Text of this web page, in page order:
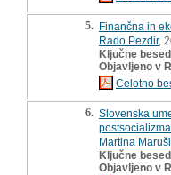
5. Finančna in
Rado Pezdir,
Ključne
Objavljeno v
Celotno
6. Slovenska
postsocializma
Martina
Ključne
Objavljeno v